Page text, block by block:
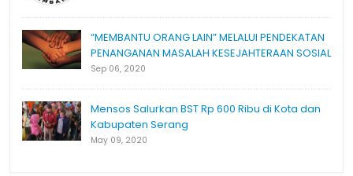
“MEMBANTU ORANG LAIN” MELALUI PENDEKATAN
PENANGANAN MASALAH KESEJAHTERAAN SOSIAL
Sep 06, 2020
Mensos Salurkan BST Rp 600 Ribu di Kota dan
Kabupaten Serang
May 09, 2020